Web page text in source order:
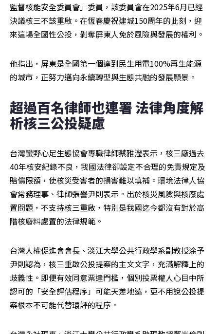
監督核能安全委員會」委員，該委員會在2025年6月已經
決議核三不該重啟。在恆春慶祝建城150周年的此刻，迎
來這場全國性公投，剝奪屏東人免於風險與發展的權利。
他指出，屏東是全國第一個達到民生用電100%再生能源
的城市，正努力邁向永續轉型與生態共融的發展願景。
超過百名律師也連署 法律角度解
析核三公投疑慮
台灣蠻野心足生態協會專職律師蔡雅瀅表示，核三廠過去
40年核安紀錄不良，我國法律卻設定不合理的免責規定及
賠償限額，使核災受害者的損害難以填補。環境法律人協
會常務理事、律師張譽尹則表示。出於核災風險與核廢處
置問題，不支持核三重啟，特別是我國迄今都沒有對於高
階核廢料處置的法律規範。
台灣人權促進會會長、淡江大學公共行政學系副教授涂予
尹則認為，核三重啟公投提案的主文文字，充滿解釋上的
歧義性。即便有效同意票達門檻，個別投票權人心目中所
認可的「安全評估程序」可能天差地遠，更不用說公投提
案根本不可能代替環評的程序。